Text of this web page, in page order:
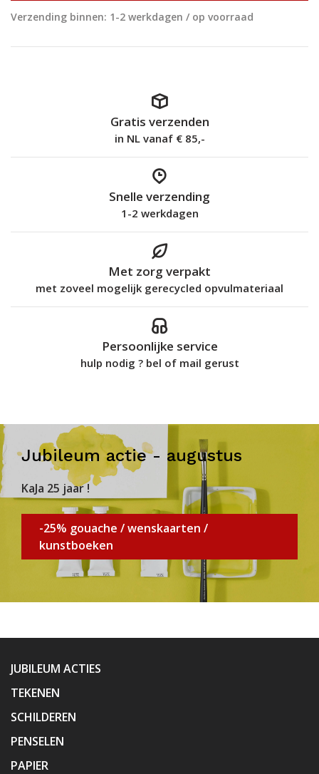
Verzending binnen: 1-2 werkdagen / op voorraad
Gratis verzenden
in NL vanaf € 85,-
Snelle verzending
1-2 werkdagen
Met zorg verpakt
met zoveel mogelijk gerecycled opvulmateriaal
Persoonlijke service
hulp nodig ? bel of mail gerust
Jubileum actie - augustus
KaJa 25 jaar !
-25% gouache / wenskaarten /
kunstboeken
JUBILEUM ACTIES
TEKENEN
SCHILDEREN
PENSELEN
PAPIER